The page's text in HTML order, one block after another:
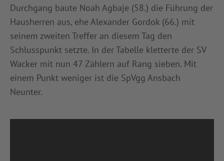
Durchgang baute Noah Agbaje (58.) die Führung der
Hausherren aus, ehe Alexander Gordok (66.) mit
seinem zweiten Treffer an diesem Tag den
Schlusspunkt setzte. In der Tabelle kletterte der SV
Wacker mit nun 47 Zählern auf Rang sieben. Mit
einem Punkt weniger ist die SpVgg Ansbach
Neunter.